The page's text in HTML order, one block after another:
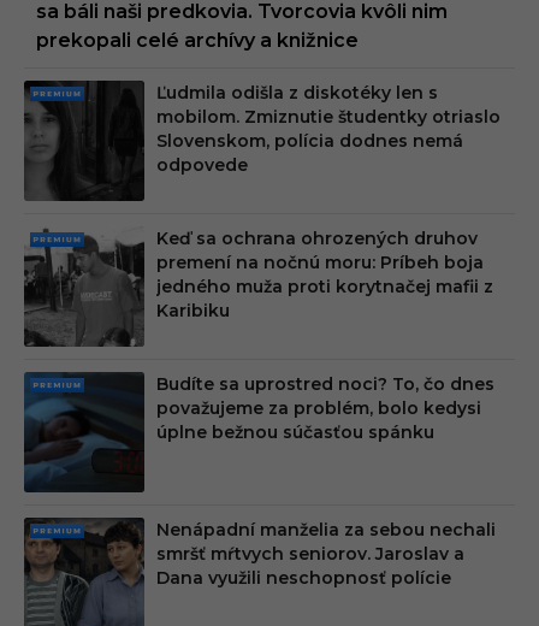
sa báli naši predkovia. Tvorcovia kvôli nim
prekopali celé archívy a knižnice
PRE
MIU
M
Ľudmila odišla z diskotéky len s
mobilom. Zmiznutie študentky otriaslo
Slovenskom, polícia dodnes nemá
odpovede
PRE
MIU
M
Keď sa ochrana ohrozených druhov
premení na nočnú moru: Príbeh boja
jedného muža proti korytnačej mafii z
Karibiku
PRE
MIU
M
Budíte sa uprostred noci? To, čo dnes
považujeme za problém, bolo kedysi
úplne bežnou súčasťou spánku
PRE
MIU
M
Nenápadní manželia za sebou nechali
smršť mŕtvych seniorov. Jaroslav a
Dana využili neschopnosť polície